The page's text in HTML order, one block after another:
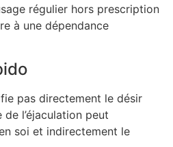
régulier hors prescription
à une dépendance
pas directement le désir
l’éjaculation peut
soi et indirectement le